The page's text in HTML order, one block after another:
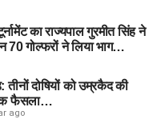
का राज्यपाल गुरमीत सिंह ने
70 गोल्फरों ने लिया भाग…
तीनों दोषियों को उम्रकैद की
फैसला…
ago